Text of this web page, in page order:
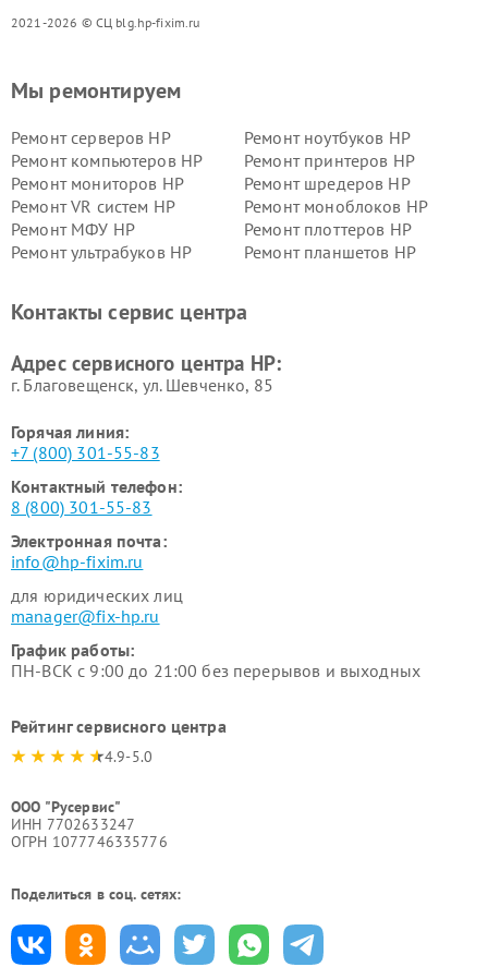
2021-2026 © СЦ blg.hp-fixim.ru
Мы ремонтируем
Ремонт серверов HP
Ремонт ноутбуков HP
Ремонт компьютеров HP
Ремонт принтеров HP
Ремонт мониторов HP
Ремонт шредеров HP
Ремонт VR систем HP
Ремонт моноблоков HP
Ремонт МФУ HP
Ремонт плоттеров HP
Ремонт ультрабуков HP
Ремонт планшетов HP
Контакты сервис центра
Адрес сервисного центра HP:
г. Благовещенск, ул. Шевченко, 85
Горячая линия:
+7 (800) 301-55-83
Контактный телефон:
8 (800) 301-55-83
Электронная почта:
info@hp-fixim.ru
для юридических лиц
manager@fix-hp.ru
График работы:
ПН-ВСК с 9:00 до 21:00 без перерывов и выходных
Рейтинг сервисного центра
4.9-5.0
ООО "Русервис"
ИНН 7702633247
ОГРН 1077746335776
Поделиться в соц. сетях: